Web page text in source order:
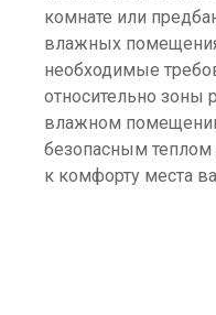
комнате или
влажных
необходимые
относительно зоны
влажном
безопасным теплом
к комфорту места